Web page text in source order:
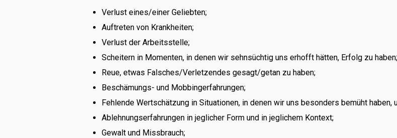
Verlust eines/einer Geliebten;
Auftreten von Krankheiten;
Verlust der Arbeitsstelle;
Scheitern in Momenten, in denen wir sehnsüchtig uns erhofft hätten, Erfolg zu haben;
Reue, etwas Falsches/Verletzendes gesagt/getan zu haben;
Beschämungs- und Mobbingerfahrungen;
Fehlende Wertschätzung in Situationen, in denen wir uns besonders bemüht haben,
Ablehnungserfahrungen in jeglicher Form und in jeglichem Kontext;
Gewalt und Missbrauch;